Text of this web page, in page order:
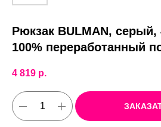
Рюкзак BULMAN, серый,
100% переработанный
4 819 р.